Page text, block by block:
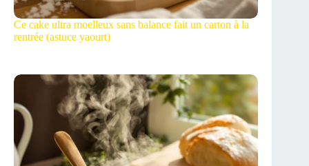
Ce cake ultra moelleux sans balance fait un carton à la
rentrée (astuce yaourt)